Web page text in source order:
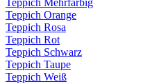
Teppich Mehrfarbig
Teppich Orange
Teppich Rosa
Teppich Rot
Teppich Schwarz
Teppich Taupe
Teppich Weiß